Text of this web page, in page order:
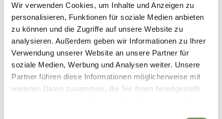
Wir verwenden Cookies, um Inhalte und Anzeigen zu
personalisieren, Funktionen für soziale Medien anbieten
zu können und die Zugriffe auf unsere Website zu
analysieren. Außerdem geben wir Informationen zu Ihrer
Verwendung unserer Website an unsere Partner für
soziale Medien, Werbung und Analysen weiter. Unsere
Partner führen diese Informationen möglicherweise mit
weiteren Daten zusammen, die Sie ihnen bereitgestellt
39020 Partschins
info@partschins.com
DID YOU FIND THIS CONTENT HELPFUL?